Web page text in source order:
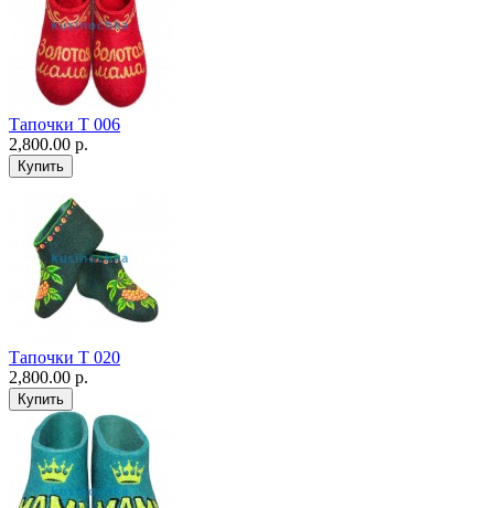
Тапочки Т 006
2,800.00 р.
Тапочки Т 020
2,800.00 р.